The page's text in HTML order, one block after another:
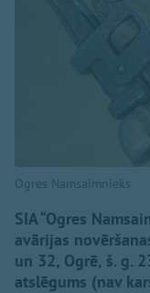
Ogres Namsaimnieks
SIA “Ogres
avārijas
un 32, Ogrē, š. g.
atslēgums (nav